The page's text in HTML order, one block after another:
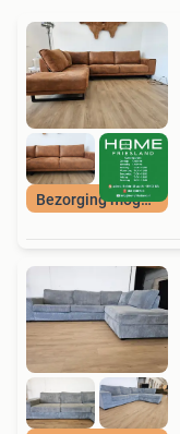
Bezorging mogelijk